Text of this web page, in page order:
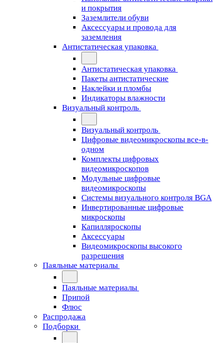
и покрытия
Заземлители обуви
Аксессуары и провода для
заземления
Антистатическая упаковка
Антистатическая упаковка
Пакеты антистатические
Наклейки и пломбы
Индикаторы влажности
Визуальный контроль
Визуальный контроль
Цифровые видеомикроскопы все-в-
одном
Комплекты цифровых
видеомикроскопов
Модульные цифровые
видеомикроскопы
Cистемы визуального контроля BGA
Инвертированные цифровые
микроскопы
Капилляроскопы
Аксессуары
Видеомикроскопы высокого
разрешения
Паяльные материалы
Паяльные материалы
Припой
Флюс
Распродажа
Подборки